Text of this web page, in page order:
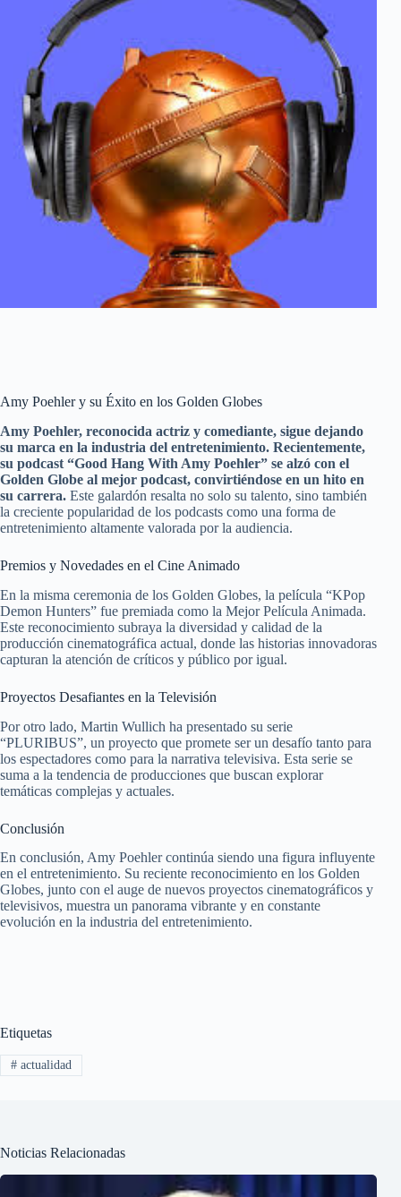
Amy Poehler y su Éxito en los Golden Globes
Amy Poehler, reconocida actriz y comediante, sigue dejando
su marca en la industria del entretenimiento. Recientemente,
su podcast “Good Hang With Amy Poehler” se alzó con el
Golden Globe al mejor podcast, convirtiéndose en un hito en
su carrera. Este galardón resalta no solo su talento, sino también
la creciente popularidad de los podcasts como una forma de
entretenimiento altamente valorada por la audiencia.
Premios y Novedades en el Cine Animado
En la misma ceremonia de los Golden Globes, la película “KPop
Demon Hunters” fue premiada como la Mejor Película Animada.
Este reconocimiento subraya la diversidad y calidad de la
producción cinematográfica actual, donde las historias innovadoras
capturan la atención de críticos y público por igual.
Proyectos Desafiantes en la Televisión
Por otro lado, Martin Wullich ha presentado su serie
“PLURIBUS”, un proyecto que promete ser un desafío tanto para
los espectadores como para la narrativa televisiva. Esta serie se
suma a la tendencia de producciones que buscan explorar
temáticas complejas y actuales.
Conclusión
En conclusión, Amy Poehler continúa siendo una figura influyente
en el entretenimiento. Su reciente reconocimiento en los Golden
Globes, junto con el auge de nuevos proyectos cinematográficos y
televisivos, muestra un panorama vibrante y en constante
evolución en la industria del entretenimiento.
Etiquetas
#actualidad
Noticias Relacionadas